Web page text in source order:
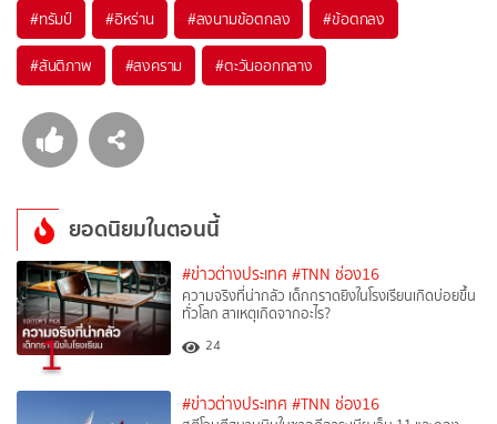
#ทรัมป์ #อิหร่าน #ลงนามข้อตกลง #ข้อตกลง
#สันติภาพ #สงคราม #ตะวันออกกลาง
ยอดนิยมในตอนนี้
1
#ข่าวต่างประเทศ #TNN ช่อง16
ความจริงที่น่ากลัว เด็กกราดยิงในโรงเรียนเกิดบ่อยขึ้น
ทั่วโลก สาเหตุเกิดจากอะไร?
24
#ข่าวต่างประเทศ #TNN ช่อง16